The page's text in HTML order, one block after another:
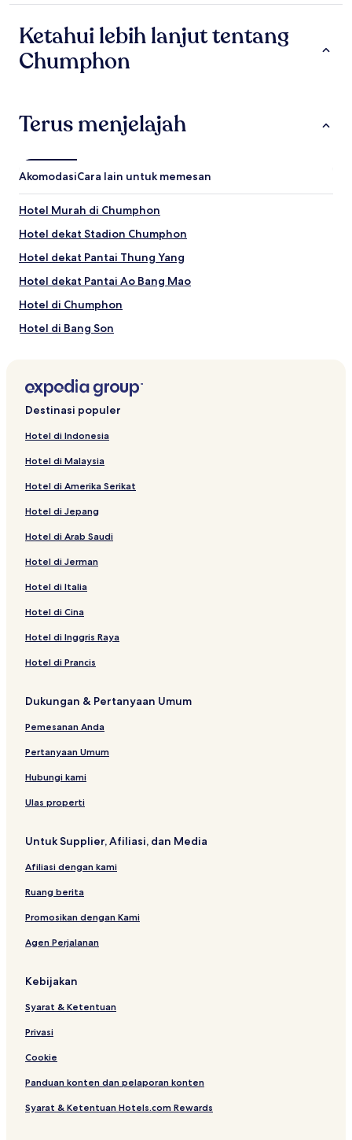
Ketahui lebih lanjut tentang
Chumphon
Terus menjelajah
AkomodasiCara lain untuk memesan
Hotel Murah di Chumphon
Hotel dekat Stadion Chumphon
Hotel dekat Pantai Thung Yang
Hotel dekat Pantai Ao Bang Mao
Hotel di Chumphon
Hotel di Bang Son
Hotel di Tha Sae
Hotel dekat Pantai Thung Wua Laen
Hotel dekat Stasiun Chumphon
Hotel dekat Pasar Chumphon
Hotel Pantai di Pathio
Hotel dekat Pantai Tham Thong-Bang Boet
Hotel dekat Rumah Sakit Pathio
Hotel di Chumphon
Hotel dekat Pantai Pak Nam Chumphon
Hotel dekat Tesco Lotus Chumphon
Destinasi populer
Hotel di Indonesia
Hotel di Malaysia
Hotel di Amerika Serikat
Hotel di Jepang
Hotel di Arab Saudi
Hotel di Jerman
Hotel di Italia
Hotel di Cina
Hotel di Inggris Raya
Hotel di Prancis
Dukungan & Pertanyaan Umum
Pemesanan Anda
Pertanyaan Umum
Hubungi kami
Ulas properti
Untuk Supplier, Afiliasi, dan Media
Afiliasi dengan kami
Ruang berita
Promosikan dengan Kami
Agen Perjalanan
Kebijakan
Syarat & Ketentuan
Privasi
Cookie
Panduan konten dan pelaporan konten
Syarat & Ketentuan Hotels.com Rewards